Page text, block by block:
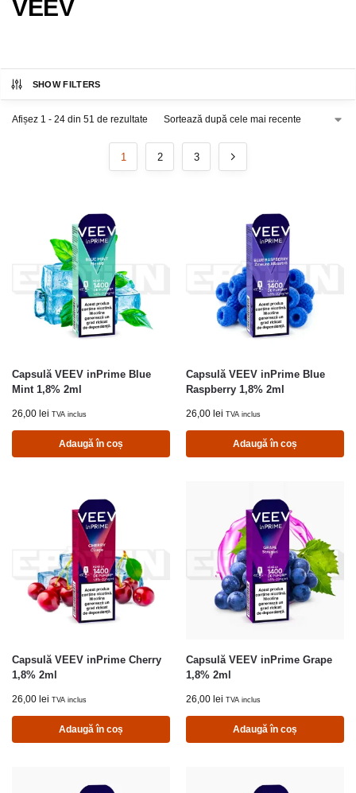
VEEV
SHOW FILTERS
Afișez 1 - 24 din 51 de rezultate
1 2 3
Capsulă VEEV inPrime Blue
Mint 1,8% 2ml
26,00 lei TVA inclus
Adaugă în coș
Capsulă VEEV inPrime Blue
Raspberry 1,8% 2ml
26,00 lei TVA inclus
Adaugă în coș
Capsulă VEEV inPrime Cherry
1,8% 2ml
26,00 lei TVA inclus
Adaugă în coș
Capsulă VEEV inPrime Grape
1,8% 2ml
26,00 lei TVA inclus
Adaugă în coș